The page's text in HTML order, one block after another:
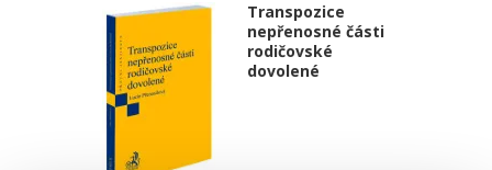
Transpozice
nepřenosné části
rodičovské
dovolené